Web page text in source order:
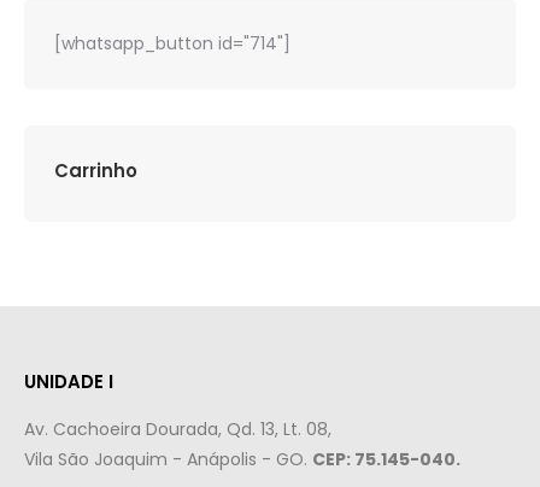
[whatsapp_button id="714"]
Carrinho
UNIDADE I
Av. Cachoeira Dourada, Qd. 13, Lt. 08,
Vila São Joaquim - Anápolis - GO. CEP: 75.145-040.